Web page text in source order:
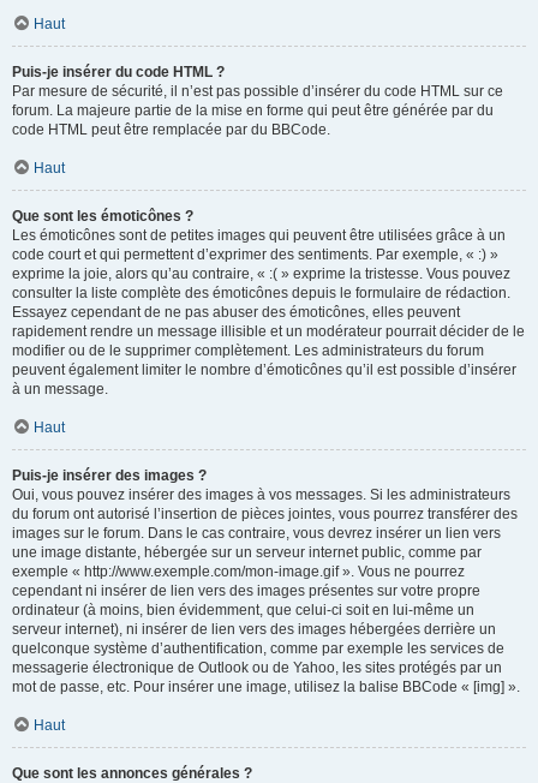
Haut
Puis-je insérer du code HTML ?
Par mesure de sécurité, il n’est pas possible d’insérer du code HTML sur ce
forum. La majeure partie de la mise en forme qui peut être générée par du
code HTML peut être remplacée par du BBCode.
Haut
Que sont les émoticônes ?
Les émoticônes sont de petites images qui peuvent être utilisées grâce à un
code court et qui permettent d’exprimer des sentiments. Par exemple, « :) »
exprime la joie, alors qu’au contraire, « :( » exprime la tristesse. Vous pouvez
consulter la liste complète des émoticônes depuis le formulaire de rédaction.
Essayez cependant de ne pas abuser des émoticônes, elles peuvent
rapidement rendre un message illisible et un modérateur pourrait décider de le
modifier ou de le supprimer complètement. Les administrateurs du forum
peuvent également limiter le nombre d’émoticônes qu’il est possible d’insérer
à un message.
Haut
Puis-je insérer des images ?
Oui, vous pouvez insérer des images à vos messages. Si les administrateurs
du forum ont autorisé l’insertion de pièces jointes, vous pourrez transférer des
images sur le forum. Dans le cas contraire, vous devrez insérer un lien vers
une image distante, hébergée sur un serveur internet public, comme par
exemple « http://www.exemple.com/mon-image.gif ». Vous ne pourrez
cependant ni insérer de lien vers des images présentes sur votre propre
ordinateur (à moins, bien évidemment, que celui-ci soit en lui-même un
serveur internet), ni insérer de lien vers des images hébergées derrière un
quelconque système d’authentification, comme par exemple les services de
messagerie électronique de Outlook ou de Yahoo, les sites protégés par un
mot de passe, etc. Pour insérer une image, utilisez la balise BBCode « [img] ».
Haut
Que sont les annonces générales ?